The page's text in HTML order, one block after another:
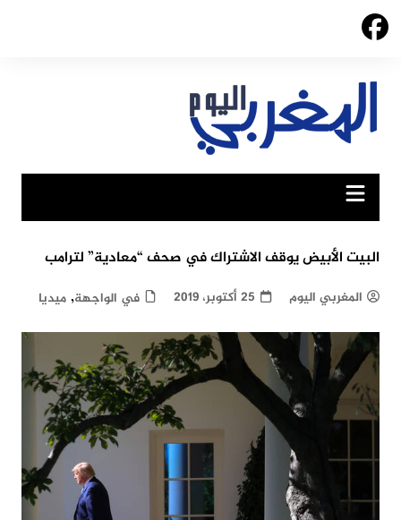
Skip
البيت الأبيض يوقف الاشتراك في صحف “معادية” لترامب
المغربي اليوم 25 أكتوبر، 2019 في الواجهة, ميديا